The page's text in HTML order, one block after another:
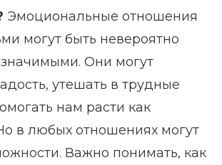
Эмоциональные отношения
могут быть невероятно
Они могут
утешать в трудные
нам расти как
в любых отношениях могут
Важно понимать, как